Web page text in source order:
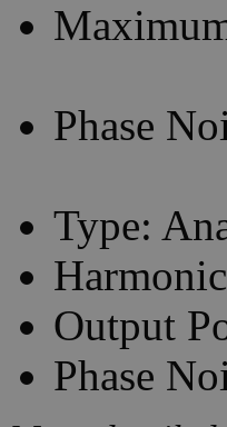
Phase
Type:
Output
Phase